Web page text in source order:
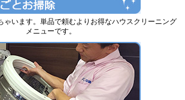
ゃいます。単品で頼むよりお得なハウスクリーニング
メニューです。